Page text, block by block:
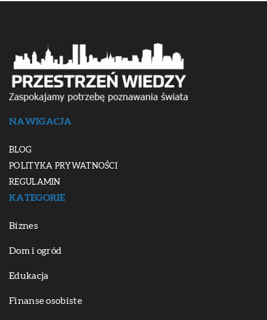
NAWIGACJA
BLOG
POLITYKA PRYWATNOŚCI
REGULAMIN
KATEGORIE
Biznes
Dom i ogród
Edukacja
Finanse osobiste